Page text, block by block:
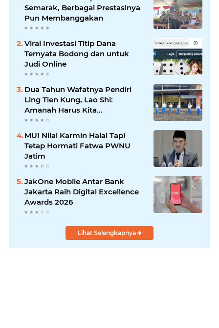
Semarak, Berbagai Prestasinya
Pun Membanggakan
Viral Investasi Titip Dana
Ternyata Bodong dan untuk
Judi Online
Dua Tahun Wafatnya Pendiri
Ling Tien Kung, Lao Shi:
Amanah Harus Kita
Laksanakan!
MUI Nilai Karmin Halal Tapi
Tetap Hormati Fatwa PWNU
Jatim
JakOne Mobile Antar Bank
Jakarta Raih Digital Excellence
Awards 2026
Lihat Selengkapnya